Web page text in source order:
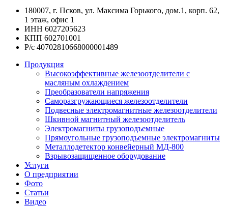
180007, г. Псков, ул. Максима Горького, дом.1, корп. 62,
1 этаж, офис 1
ИНН 6027205623
КПП 602701001
Р/с 40702810668000001489
Продукция
Высокоэффективные железоотделители с
масляным охлаждением
Преобразователи напряжения
Саморазгружающиеся железоотделители
Подвесные электромагнитные железоотделители
Шкивной магнитный железоотделитель
Электромагниты грузоподъемные
Прямоугольные грузоподъемные электромагниты
Металлодетектор конвейерный МД-800
Взрывозащищенное оборудование
Услуги
О предприятии
Фото
Статьи
Видео